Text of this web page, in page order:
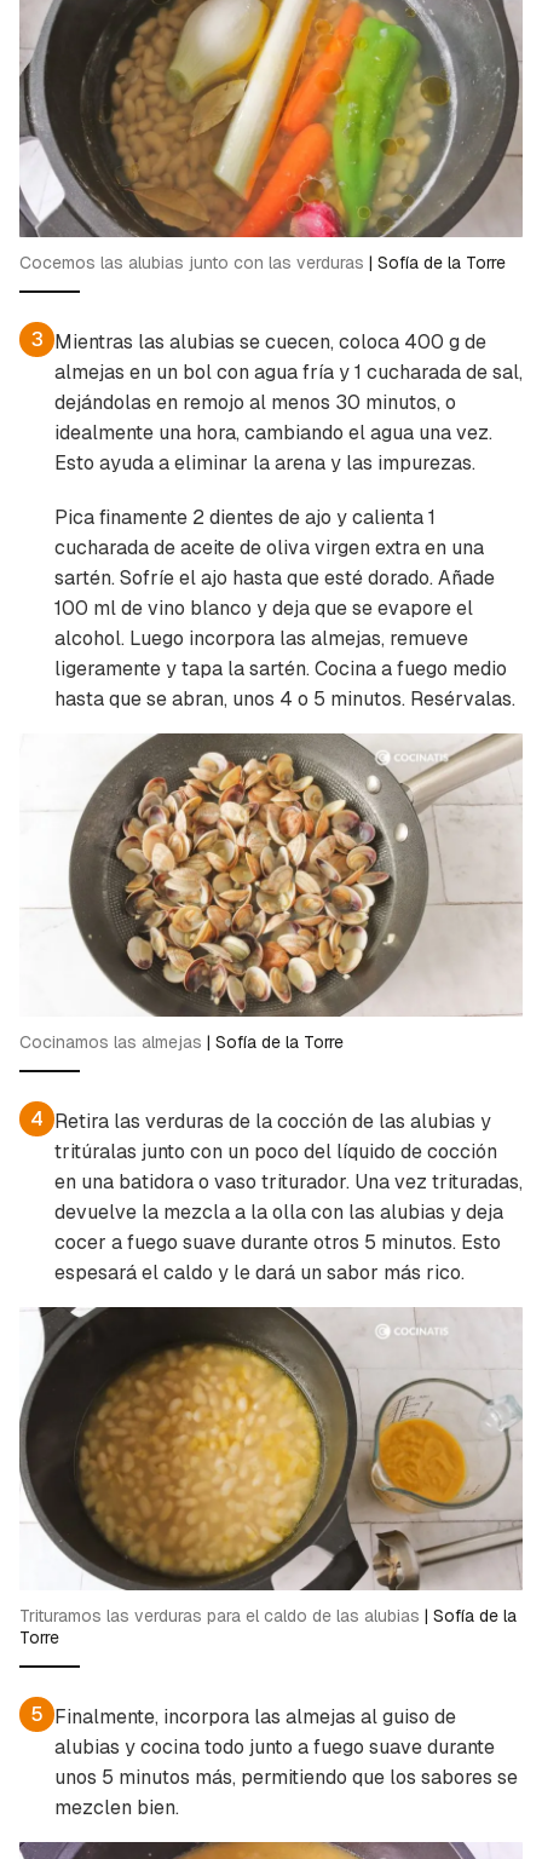
Guardar como favorito
Para poder guardar como favorito, primero has
de iniciar sesión con tu cuenta de Cocinatis.
INICIAR SESIÓN CANCELAR
Cocemos las alubias junto con las verduras | Sofía de la Torre
3 Mientras las alubias se cuecen, coloca 400 g de
almejas en un bol con agua fría y 1 cucharada de sal,
dejándolas en remojo al menos 30 minutos, o
idealmente una hora, cambiando el agua una vez.
Esto ayuda a eliminar la arena y las impurezas.
Pica finamente 2 dientes de ajo y calienta 1
cucharada de aceite de oliva virgen extra en una
sartén. Sofríe el ajo hasta que esté dorado. Añade
100 ml de vino blanco y deja que se evapore el
alcohol. Luego incorpora las almejas, remueve
ligeramente y tapa la sartén. Cocina a fuego medio
hasta que se abran, unos 4 o 5 minutos. Resérvalas.
Cocinamos las almejas | Sofía de la Torre
4 Retira las verduras de la cocción de las alubias y
tritúralas junto con un poco del líquido de cocción
en una batidora o vaso triturador. Una vez trituradas,
devuelve la mezcla a la olla con las alubias y deja
cocer a fuego suave durante otros 5 minutos. Esto
espesará el caldo y le dará un sabor más rico.
Trituramos las verduras para el caldo de las alubias | Sofía de la
Torre
5 Finalmente, incorpora las almejas al guiso de
alubias y cocina todo junto a fuego suave durante
unos 5 minutos más, permitiendo que los sabores se
mezclen bien.
Contenido enviado
Gracias por suscribirte a nuestro boletín.
ACEPTAR